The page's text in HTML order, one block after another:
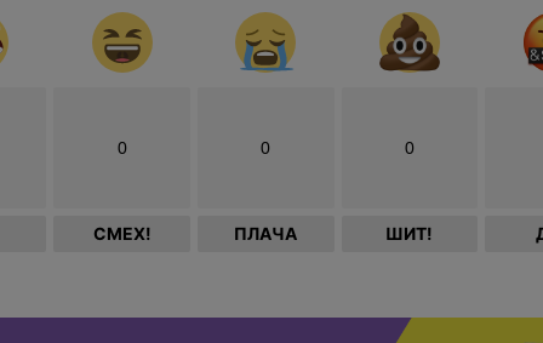
0
СМЕХ!
0
ПЛАЧА
0
ШИТ!